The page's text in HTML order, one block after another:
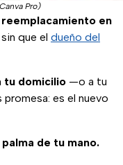
Pro)
reemplacamiento en
que el dueño del
tu domicilio —o a tu
promesa: es el nuevo
de tu mano.